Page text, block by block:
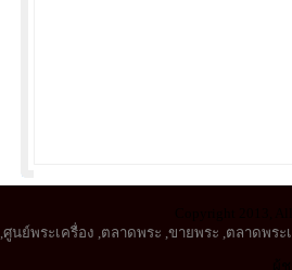
,ศูนย์พระเครื่อง ,ตลาดพระ ,ขายพระ ,ตลาดพระ